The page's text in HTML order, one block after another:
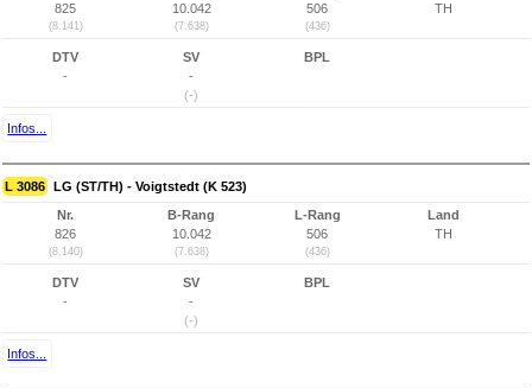
825
(8.141)
10.042
(7.638)
506
(436)
TH
DTV
-
SV
-
(-)
BPL
Infos...
L 3086 LG (ST/TH) - Voigtstedt (K 523)
Nr.
826
(8.140)
B-Rang
10.042
(7.638)
L-Rang
506
(436)
Land
TH
DTV
-
SV
-
(-)
BPL
Infos...